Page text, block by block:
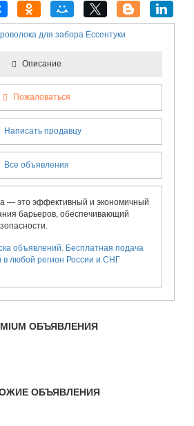
Описание
Пожаловаться
Написать продавцу
Все объявления
— это эффективный и экономичный
барьеров, обеспечивающий
ОБЪЯВЛЕНИЯ
ОБЪЯВЛЕНИЯ